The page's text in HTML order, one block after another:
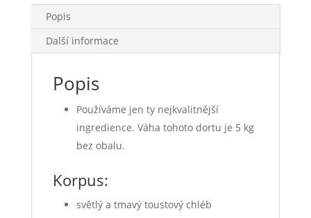
Popis
Další informace
Popis
Používáme jen ty nejkvalitnější
ingredience. Váha tohoto dortu je 5 kg
bez obalu.
Korpus:
světlý a tmavý toustový chléb